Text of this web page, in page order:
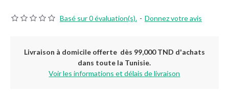
Basé sur 0 évaluation(s). - Donnez votre avis
Livraison à domicile offerte dès 99,000 TND d'achats
dans toute la Tunisie.
Voir les informations et délais de livraison